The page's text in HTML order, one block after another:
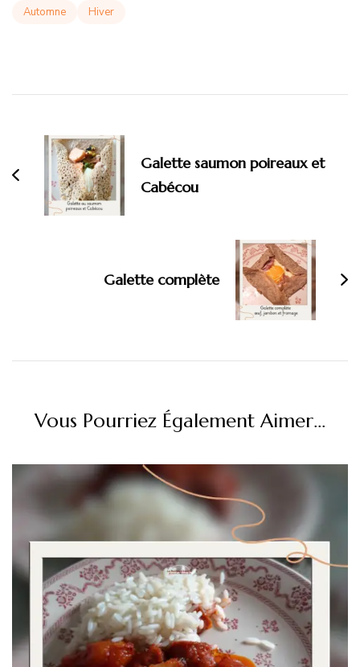
Automne Hiver
d'article
Galette saumon poireaux et
Cabécou
Galette complète
Vous Pourriez Également Aimer...